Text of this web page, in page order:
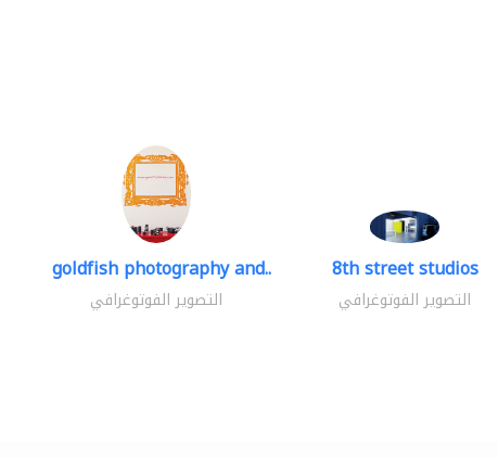
goldfish photography and..
التصوير الفوتوغرافي
8th street studios
التصوير الفوتوغرافي